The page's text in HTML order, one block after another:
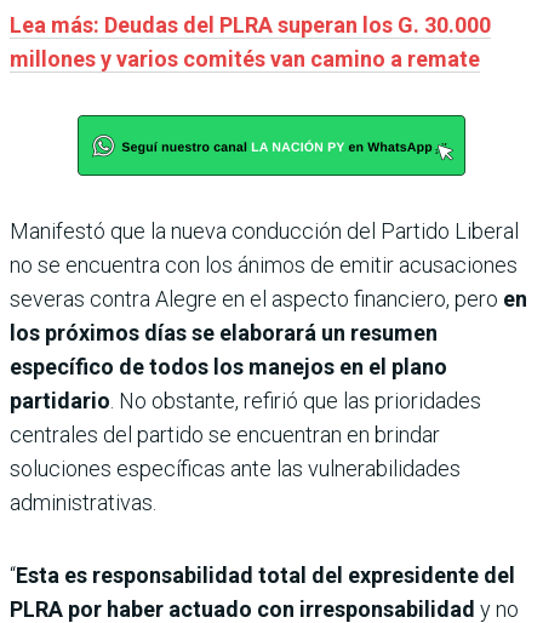
Lea más: Deudas del PLRA superan los G. 30.000
millones y varios comités van camino a remate
Manifestó que la nueva conducción del Partido Liberal
no se encuentra con los ánimos de emitir acusaciones
severas contra Alegre en el aspecto financiero, pero en
los próximos días se elaborará un resumen
específico de todos los manejos en el plano
partidario . No obstante, refirió que las prioridades
centrales del partido se encuentran en brindar
soluciones específicas ante las vulnerabilidades
administrativas.
“Esta es responsabilidad total del expresidente del
PLRA por haber actuado con irresponsabilidad y no